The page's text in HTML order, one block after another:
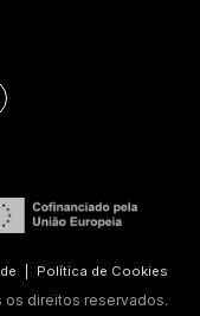
Política de Cookies
os direitos reservados.